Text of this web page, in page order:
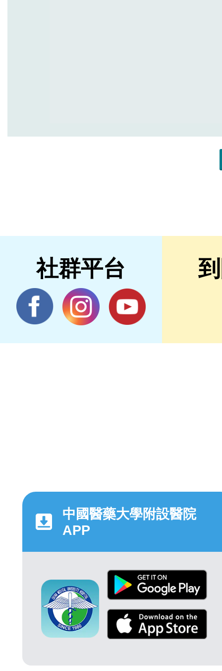
社群平台
中國醫藥大學附設醫院
APP